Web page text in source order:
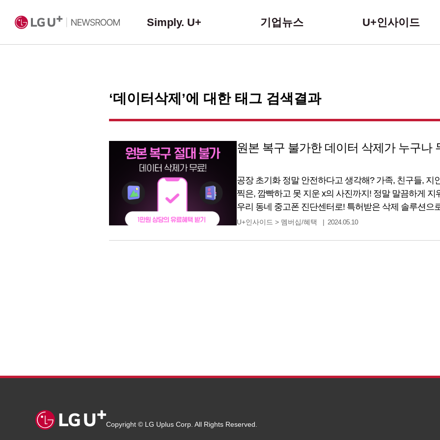
Simply. U+ 기업뉴스 U+인사이드
‘데이터삭제’에 대한 태그 검색결과
원본 복구 불가한 데이터 삭제가 누구나
공장 초기화 정말 안전하다고 생각해? 가족, 친구들, 지
찍은, 깜빡하고 못 지운 x의 사진까지! 정말 말끔하게
우리 동네 중고폰 진단센터로! 특허받은 삭제 솔루션으
삭제부터 성능 진단까지 1만 원 상당의 유료 서비스를 <
U+인사이드 > 멤버십/혜택 2024.05.10
Copyright © LG Uplus Corp. All Rights Reserved.